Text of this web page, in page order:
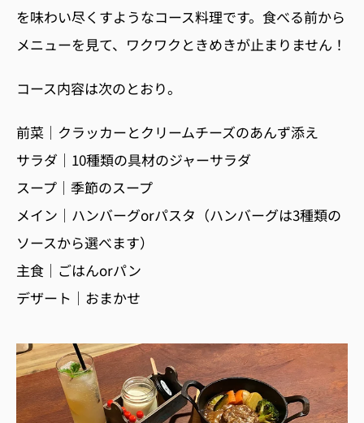
を味わい尽くすようなコース料理です。食べる前から
メニューを見て、ワクワクときめきが止まりません！
コース内容は次のとおり。
前菜｜クラッカーとクリームチーズのあんず添え
サラダ｜10種類の具材のジャーサラダ
スープ｜季節のスープ
メイン｜ハンバーグorパスタ（ハンバーグは3種類の
ソースから選べます）
主食｜ごはんorパン
デザート｜おまかせ